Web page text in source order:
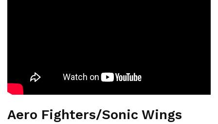
Aero Fighters/Sonic Wings